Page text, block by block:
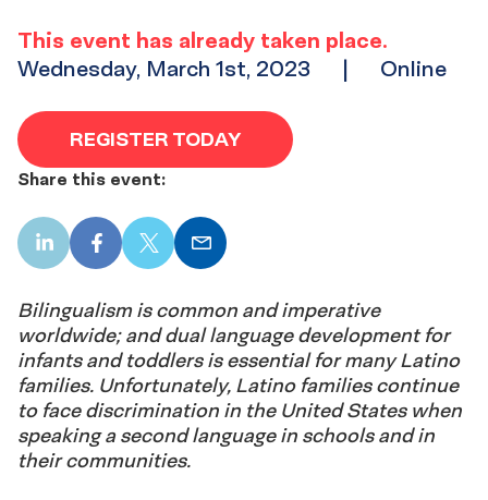
This event has already taken place.
Wednesday, March 1st, 2023 | Online
REGISTER TODAY
Share this event:
LinkedInFacebook
X Email
Bilingualism is common and imperative
worldwide; and dual language development for
infants and toddlers is essential for many Latino
families. Unfortunately, Latino families continue
to face discrimination in the United States when
speaking a second language in schools and in
their communities.